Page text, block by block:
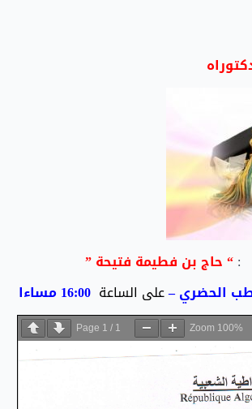
:“ حاج بن فطيمة فتيحة ”
الحضري–على الساعة 16:00 مساءا
Page 1 / 1 Zoom 100%